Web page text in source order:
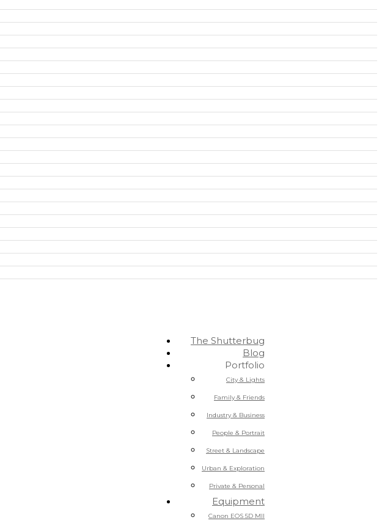
The Shutterbug
Blog
Portfolio
City & Lights
Family & Friends
Industry & Business
People & Portrait
Street & Landscape
Urban & Exploration
Private & Personal
Equipment
Canon EOS 5D MII